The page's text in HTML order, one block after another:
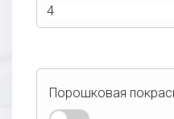
Порошковая